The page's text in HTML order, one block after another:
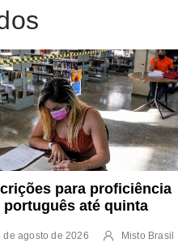
para proficiência
português até quinta
de agosto de 2026 Misto Brasil